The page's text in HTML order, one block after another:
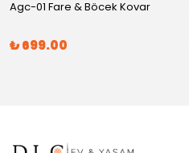
Agc-01 Fare & Böcek Kovar
₺ 699.00